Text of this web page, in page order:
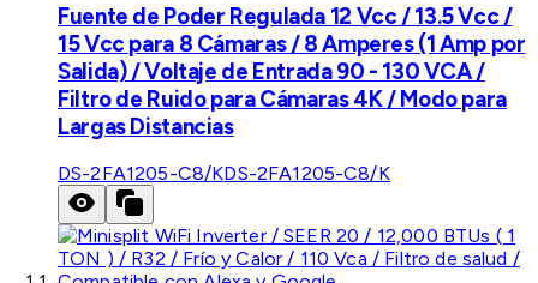
Fuente de Poder Regulada 12 Vcc / 13.5 Vcc /
15 Vcc para 8 Cámaras / 8 Amperes (1 Amp por
Salida) / Voltaje de Entrada 90 - 130 VCA /
Filtro de Ruido para Cámaras 4K / Modo para
Largas Distancias
DS-2FA1205-C8/KDS-2FA1205-C8/K